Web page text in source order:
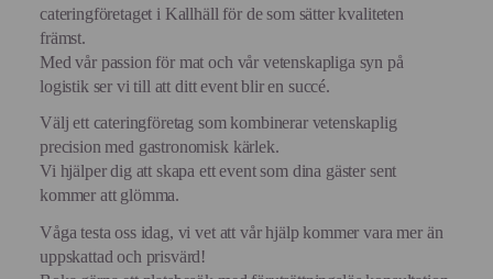
cateringföretaget i Kallhäll för de som sätter kvaliteten
främst.
Med vår passion för mat och vår vetenskapliga syn på
logistik ser vi till att ditt event blir en succé.
Välj ett cateringföretag som kombinerar vetenskaplig
precision med gastronomisk kärlek.
Vi hjälper dig att skapa ett event som dina gäster sent
kommer att glömma.
Våga testa oss idag, vi vet att vår hjälp kommer vara mer än
uppskattad och prisvärd!